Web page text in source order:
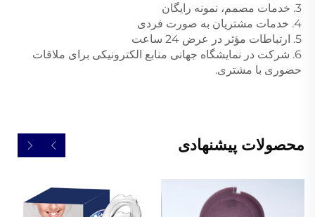
3. خدمات مصمم، نمونه رایگان
4. خدمات مشتریان به صورت فردی
5. ارتباطات مؤثر در عرض 24 ساعت
حضوری با مشتری.
محصولات پیشنهادی